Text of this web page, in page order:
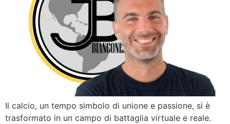
Il calcio, un tempo simbolo di unione e passione, si è
trasformato in un campo di battaglia virtuale e reale.